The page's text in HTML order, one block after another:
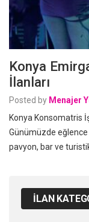
Konya
İlanları
Posted by Menajer
Konya Konsomatris
Günümüzde
pavyon, bar ve
İLAN